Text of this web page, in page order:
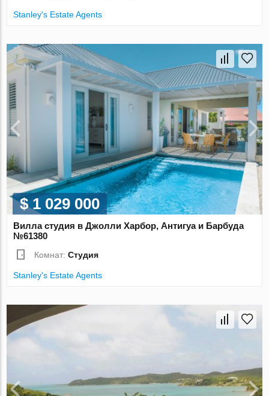
Stanley's Estate Agents
$ 1 029 000
Вилла студия в Джолли Харбор, Антигуа и Барбуда
№61380
Комнат:Студия
Stanley's Estate Agents